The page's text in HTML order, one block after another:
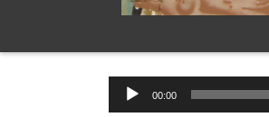
Tocador
de
00:00